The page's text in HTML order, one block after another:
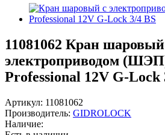
11081062 Кран шаровый
электроприводом
Professional 12V G-Lock
Артикул: 11081062
Производитель: GIDROLOCK
Наличие: